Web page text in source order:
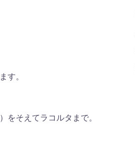
す。
そえてラコルタまで。